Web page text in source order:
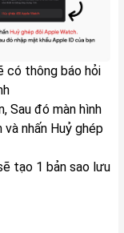
có thông báo hỏi
Sau đó màn hình
nhấn Huỷ ghép
tạo 1 bản sao lưu